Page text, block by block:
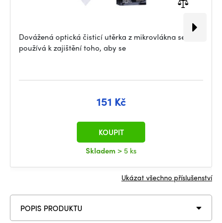
Dovážená optická čisticí utěrka z mikrovlákna se
používá k zajištění toho, aby se
151 Kč
Skladem > 5 ks
KOUPIT
Ukázat všechno příslušenství
POPIS PRODUKTU